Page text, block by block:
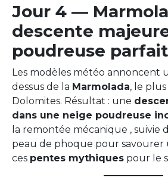
Jour 4 —
descente
poudreuse
Les modèles météo annoncent
dessus de la Marmolada, le
Dolomites. Résultat : une
dans une neige poudreuse
la remontée mécanique , suivie
peau de phoque pour savourer
ces pentes mythiques pour le